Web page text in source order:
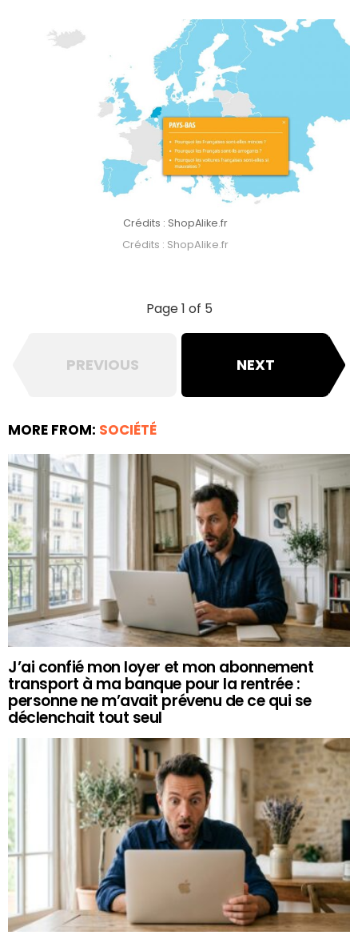
Crédits : ShopAlike.fr
Crédits : ShopAlike.fr
Page 1 of 5
PREVIOUS NEXT
MORE FROM: SOCIÉTÉ
J’ai confié mon loyer et mon abonnement
transport à ma banque pour la rentrée :
personne ne m’avait prévenu de ce qui se
déclenchait tout seul